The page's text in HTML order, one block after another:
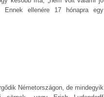
Ennek ellenére 17 hónapra egy
Németországon, de mindegyik